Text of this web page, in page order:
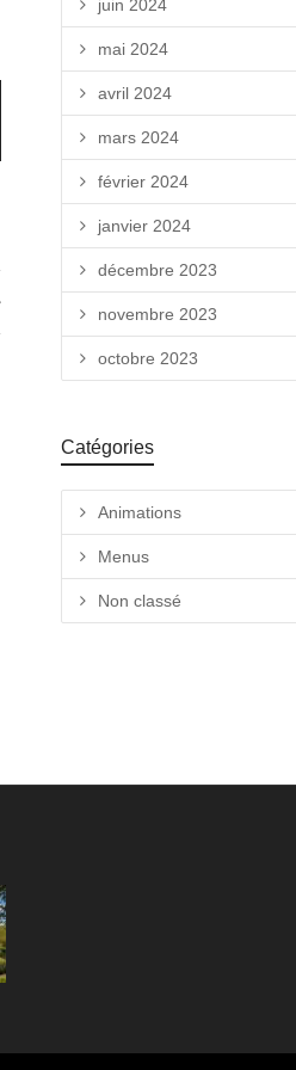
juin 2024
mai 2024
avril 2024
mars 2024
février 2024
janvier 2024
décembre 2023
novembre 2023
octobre 2023
Catégories
Animations
Menus
Non classé